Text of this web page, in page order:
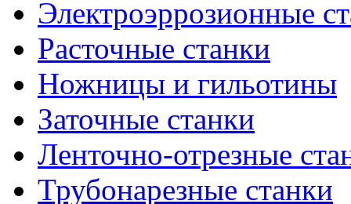
Электроэррозионные
Расточные станки
Ножницы и гильотины
Заточные станки
Ленточно-отрезные
Трубонарезные станки